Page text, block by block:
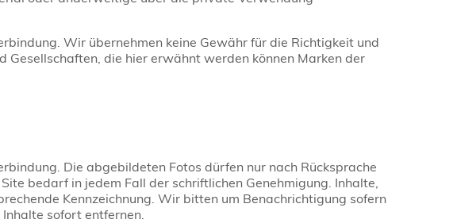
Wir übernehmen keine Gewähr für die Richtigkeit und
die hier erwähnt werden können Marken der
Die abgebildeten Fotos dürfen nur nach Rücksprache
bedarf in jedem Fall der schriftlichen Genehmigung. Inhalte,
Kennzeichnung. Wir bitten um Benachrichtigung sofern
sofort entfernen.